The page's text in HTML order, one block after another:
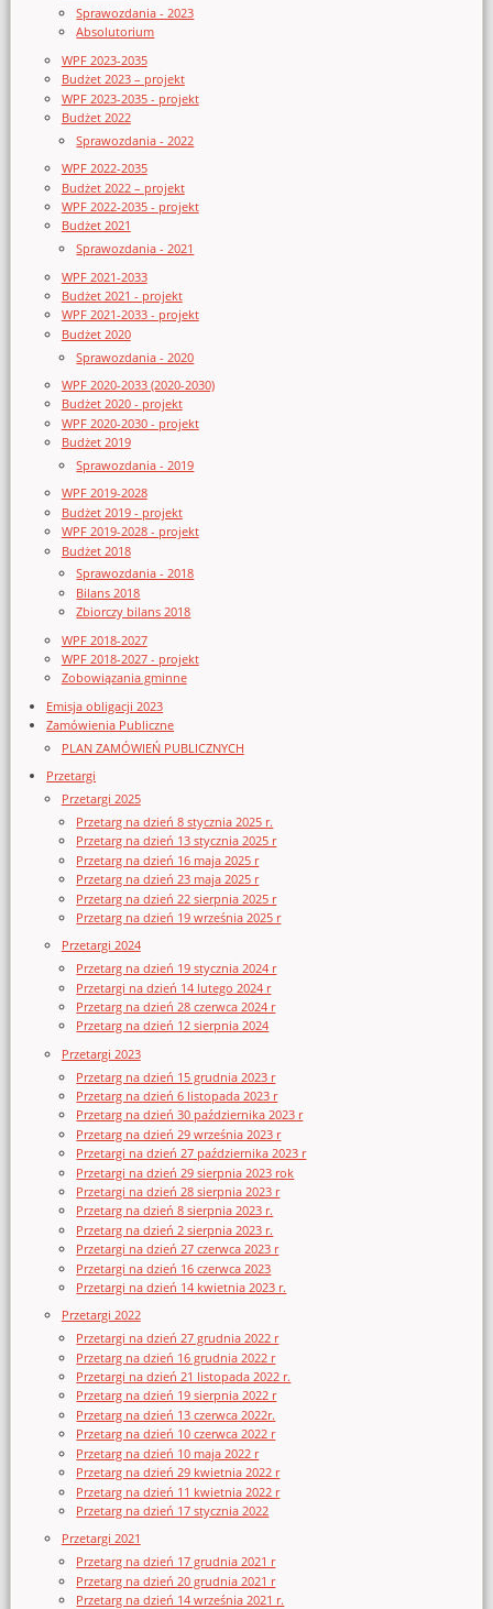
Sprawozdania - 2023
Absolutorium
WPF 2023-2035
Budżet 2023 – projekt
WPF 2023-2035 - projekt
Budżet 2022
Sprawozdania - 2022
WPF 2022-2035
Budżet 2022 – projekt
WPF 2022-2035 - projekt
Budżet 2021
Sprawozdania - 2021
WPF 2021-2033
Budżet 2021 - projekt
WPF 2021-2033 - projekt
Budżet 2020
Sprawozdania - 2020
WPF 2020-2033 (2020-2030)
Budżet 2020 - projekt
WPF 2020-2030 - projekt
Budżet 2019
Sprawozdania - 2019
WPF 2019-2028
Budżet 2019 - projekt
WPF 2019-2028 - projekt
Budżet 2018
Sprawozdania - 2018
Bilans 2018
Zbiorczy bilans 2018
WPF 2018-2027
WPF 2018-2027 - projekt
Zobowiązania gminne
Emisja obligacji 2023
Zamówienia Publiczne
PLAN ZAMÓWIEŃ PUBLICZNYCH
Przetargi
Przetargi 2025
Przetarg na dzień 8 stycznia 2025 r.
Przetarg na dzień 13 stycznia 2025 r
Przetarg na dzień 16 maja 2025 r
Przetarg na dzień 23 maja 2025 r
Przetarg na dzień 22 sierpnia 2025 r
Przetarg na dzień 19 września 2025 r
Przetargi 2024
Przetarg na dzień 19 stycznia 2024 r
Przetargi na dzień 14 lutego 2024 r
Przetarg na dzień 28 czerwca 2024 r
Przetarg na dzień 12 sierpnia 2024
Przetargi 2023
Przetarg na dzień 15 grudnia 2023 r
Przetarg na dzień 6 listopada 2023 r
Przetarg na dzień 30 października 2023 r
Przetarg na dzień 29 września 2023 r
Przetargi na dzień 27 października 2023 r
Przetargi na dzień 29 sierpnia 2023 rok
Przetargi na dzień 28 sierpnia 2023 r
Przetarg na dzień 8 sierpnia 2023 r.
Przetarg na dzień 2 sierpnia 2023 r.
Przetargi na dzień 27 czerwca 2023 r
Przetargi na dzień 16 czerwca 2023
Przetargi na dzień 14 kwietnia 2023 r.
Przetargi 2022
Przetargi na dzień 27 grudnia 2022 r
Przetarg na dzień 16 grudnia 2022 r
Przetargi na dzień 21 listopada 2022 r.
Przetarg na dzień 19 sierpnia 2022 r
Przetarg na dzień 13 czerwca 2022r.
Przetarg na dzień 10 czerwca 2022 r
Przetarg na dzień 10 maja 2022 r
Przetarg na dzień 29 kwietnia 2022 r
Przetarg na dzień 11 kwietnia 2022 r
Przetarg na dzień 17 stycznia 2022
Przetargi 2021
Przetarg na dzień 17 grudnia 2021 r
Przetarg na dzień 20 grudnia 2021 r
Przetarg na dzień 14 września 2021 r.